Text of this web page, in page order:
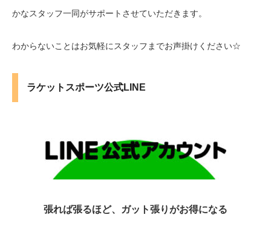
かなスタッフ一同がサポートさせていただきます。
わからないことはお気軽にスタッフまでお声掛けください☆
ラケットスポーツ公式LINE
張れば張るほど、ガット張りがお得になる